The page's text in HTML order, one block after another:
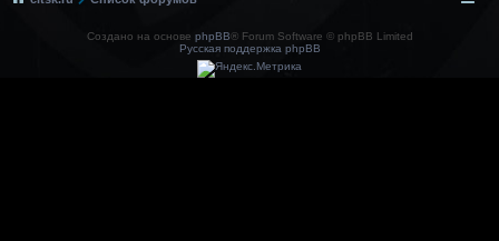
Создано на основе phpBB® Forum Software © phpBB Limited
Русская поддержка phpBB